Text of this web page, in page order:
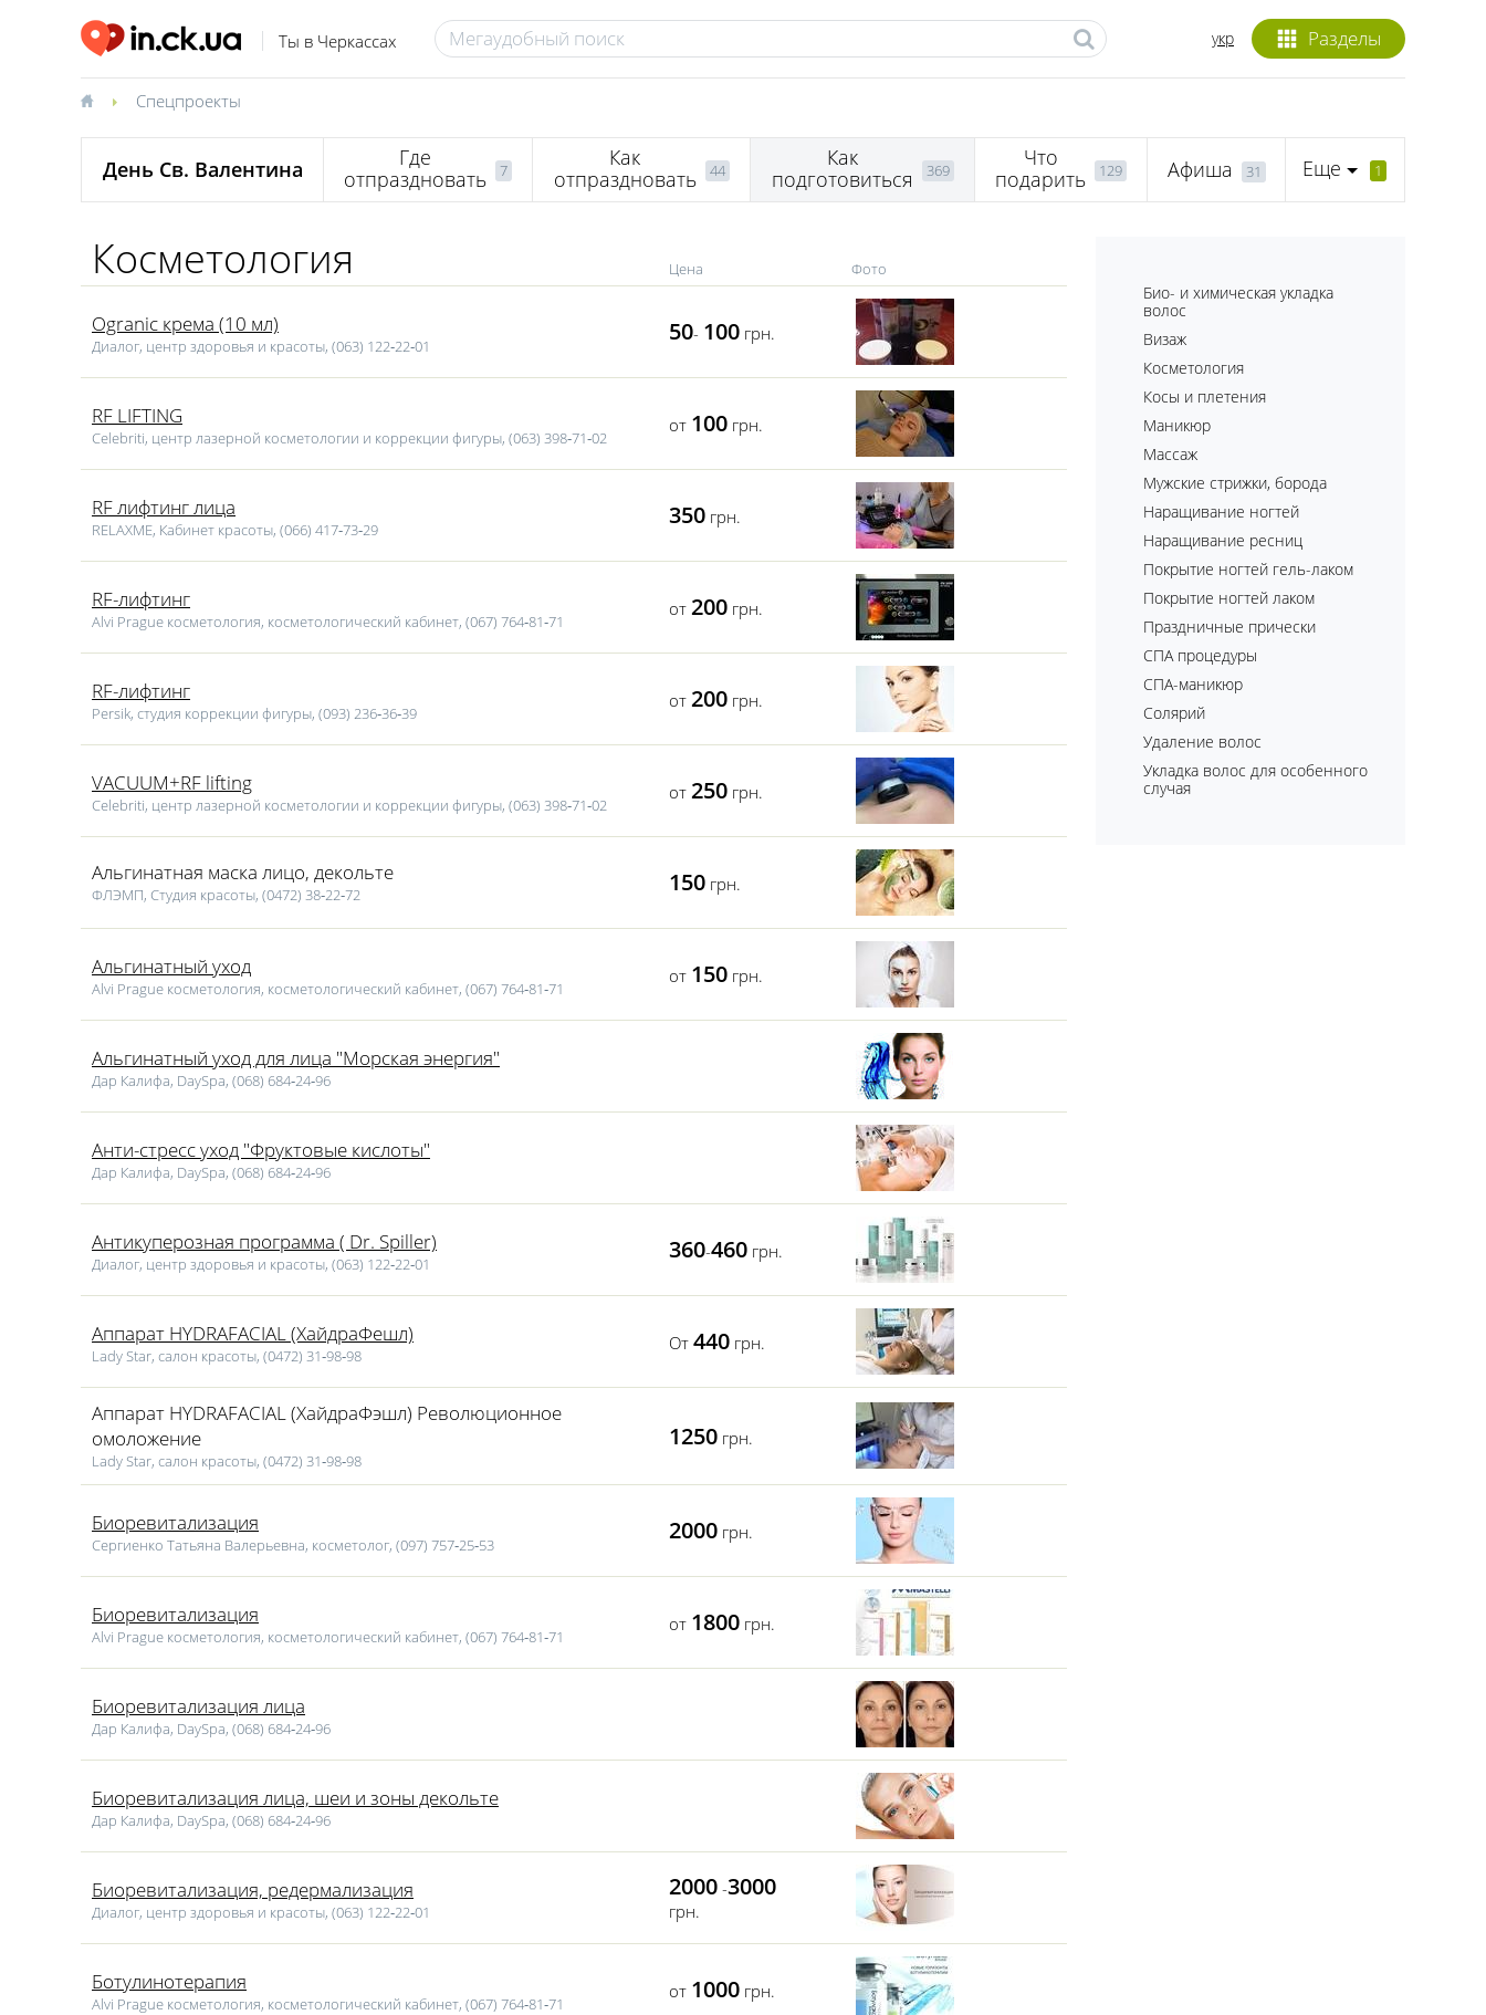
Ты в Черкассах Разделы
укр
Спецпроекты
День Св. Валентина
Где
отпраздновать
7
Как
отпраздновать
44
Как
подготовиться
369
Что
подарить
129 Афиша 31 Еще 1
Косметология Цена Фото
Ogranic крема (10 мл)
Диалог, центр здоровья и красоты, (063) 122‑22‑01 50- 100 грн.
RF LIFTING
Celebriti, центр лазерной косметологии и коррекции фигуры, (063) 398‑71‑02
от 100 грн.
RF лифтинг лица
RELAXME, Кабинет красоты, (066) 417‑73‑29 350 грн.
RF-лифтинг
Alvi Prague косметология, косметологический кабинет, (067) 764‑81‑71
от 200 грн.
RF-лифтинг
Persik, студия коррекции фигуры, (093) 236‑36‑39
от 200 грн.
VACUUM+RF lifting
Celebriti, центр лазерной косметологии и коррекции фигуры, (063) 398‑71‑02
от 250 грн.
Альгинатная маска лицо, декольте
ФЛЭМП, Студия красоты, (0472) 38‑22‑72 150 грн.
Альгинатный уход
Alvi Prague косметология, косметологический кабинет, (067) 764‑81‑71
от 150 грн.
Альгинатный уход для лица "Морская энергия"
Дар Калифа, DaySpa, (068) 684‑24‑96
Анти-стресс уход "Фруктовые кислоты"
Дар Калифа, DaySpa, (068) 684‑24‑96
Антикуперозная программа ( Dr. Spiller)
Диалог, центр здоровья и красоты, (063) 122‑22‑01 360-460 грн.
Аппарат HYDRAFACIAL (ХайдраФешл)
Lаdy Star, салон красоты, (0472) 31‑98‑98
От 440 грн.
Аппарат HYDRAFACIAL (ХайдраФэшл) Революционное
омоложение
Lаdy Star, салон красоты, (0472) 31‑98‑98
1250 грн.
Биоревитализация
Сергиенко Татьяна Валерьевна, косметолог, (097) 757‑25‑53 2000 грн.
Биоревитализация
Alvi Prague косметология, косметологический кабинет, (067) 764‑81‑71
от 1800 грн.
Биоревитализация лица
Дар Калифа, DaySpa, (068) 684‑24‑96
Биоревитализация лица, шеи и зоны декольте
Дар Калифа, DaySpa, (068) 684‑24‑96
Биоревитализация, редермализация
Диалог, центр здоровья и красоты, (063) 122‑22‑01
2000 -3000
грн.
Ботулинотерапия
Alvi Prague косметология, косметологический кабинет, (067) 764‑81‑71
от 1000 грн.
Био- и химическая укладка
волос
Визаж
Косметология
Косы и плетения
Маникюр
Массаж
Мужские стрижки, борода
Наращивание ногтей
Наращивание ресниц
Покрытие ногтей гель-лаком
Покрытие ногтей лаком
Праздничные прически
СПА процедуры
СПА-маникюр
Солярий
Удаление волос
Укладка волос для особенного
случая